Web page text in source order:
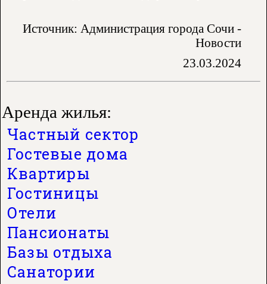
Аренда жилья:
Частный сектор
Гостевые дома
Квартиры
Гостиницы
Отели
Пансионаты
Базы отдыха
Санатории
Источник: Администрация города Сочи -
Новости
23.03.2024